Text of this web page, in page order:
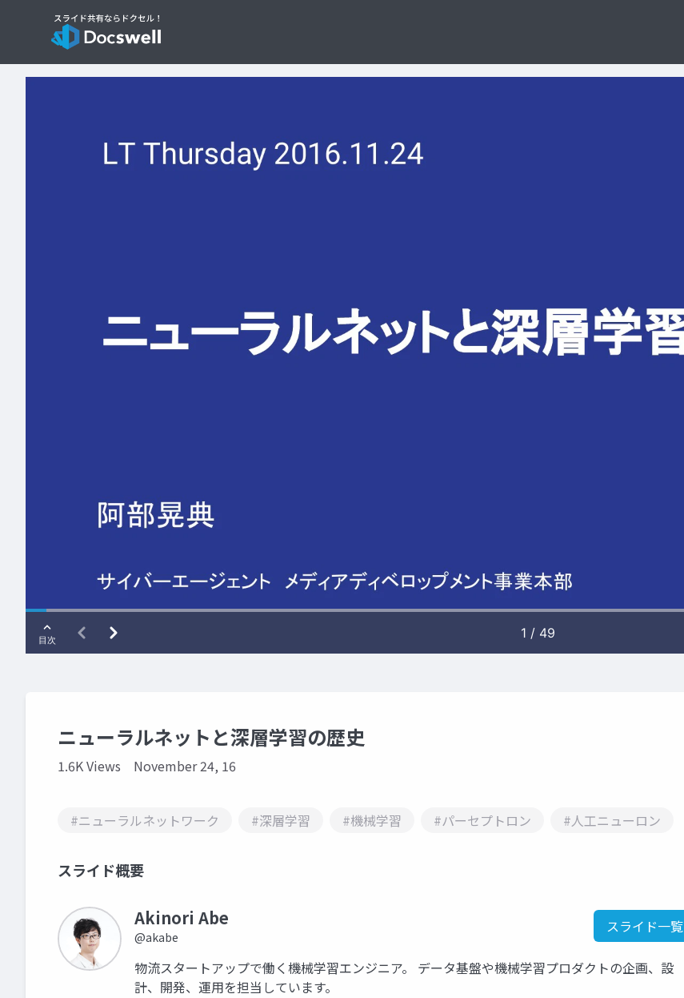
ニューラルネットと深層学習の歴史
1.6K Views November 24, 16
#ニューラルネットワーク #深層学習 #機械学習 #パーセプトロン #人工ニューロン
スライド概要
Akinori Abe
@akabe
スライド一覧
物流スタートアップで働く機械学習エンジニア。 データ基盤や機械学習プロダクトの企画、設
計、開発、運用を担当しています。